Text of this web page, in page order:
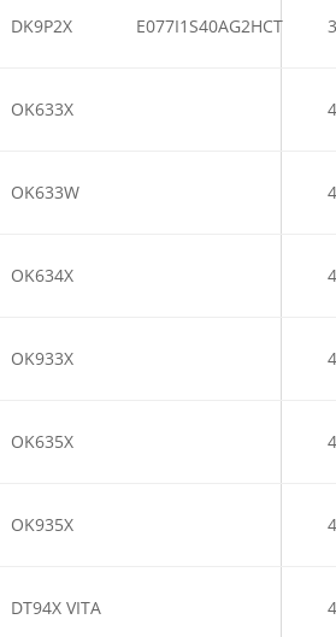
DK9P2X E077I1S40AG2HCT
OK633X
OK633W
OK634X
OK933X
OK635X
OK935X
DT94X VITA